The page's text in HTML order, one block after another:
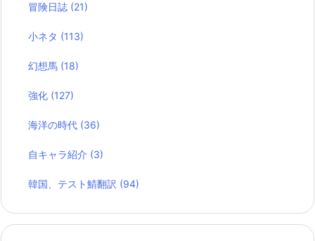
冒険日誌 (21)
小ネタ (113)
幻想馬 (18)
強化 (127)
海洋の時代 (36)
自キャラ紹介 (3)
韓国、テスト鯖翻訳 (94)